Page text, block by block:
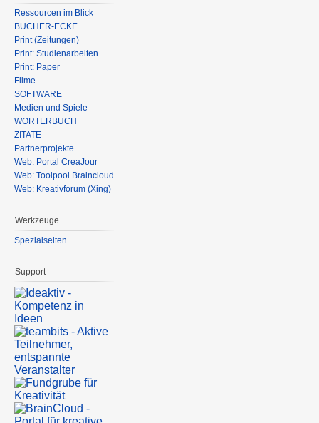
Ressourcen im Blick
BÜCHER-ECKE
Print (Zeitungen)
Print: Studienarbeiten
Print: Paper
Filme
SOFTWARE
Medien und Spiele
WÖRTERBUCH
ZITATE
Partnerprojekte
Web: Portal CreaJour
Web: Toolpool Braincloud
Web: Kreativforum (Xing)
Werkzeuge
Spezialseiten
Support